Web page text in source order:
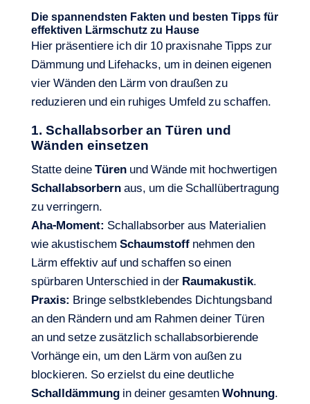
Die spannendsten Fakten und besten Tipps für
effektiven Lärmschutz zu Hause
Hier präsentiere ich dir 10 praxisnahe Tipps zur
Dämmung und Lifehacks, um in deinen eigenen
vier Wänden den Lärm von draußen zu
reduzieren und ein ruhiges Umfeld zu schaffen.
1. Schallabsorber an Türen und
Wänden einsetzen
Statte deineTürenund Wände mit hochwertigen
Schallabsorbernaus, um die Schallübertragung
zu verringern.
Aha-Moment: Schallabsorber aus Materialien
wie akustischemSchaumstoffnehmen den
Lärm effektiv auf und schaffen so einen
spürbaren Unterschied in derRaumakustik.
Praxis: Bringe selbstklebendes Dichtungsband
an den Rändern und am Rahmen deiner Türen
an und setze zusätzlich schallabsorbierende
Vorhänge ein, um den Lärm von außen zu
blockieren. So erzielst du eine deutliche
Schalldämmungin deiner gesamtenWohnung.